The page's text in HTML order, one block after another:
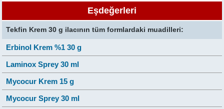
Eşdeğerleri
Tekfin Krem 30 g ilacının tüm formlardaki muadilleri:
Erbinol Krem %1 30 g
Laminox Sprey 30 ml
Mycocur Krem 15 g
Mycocur Sprey 30 ml